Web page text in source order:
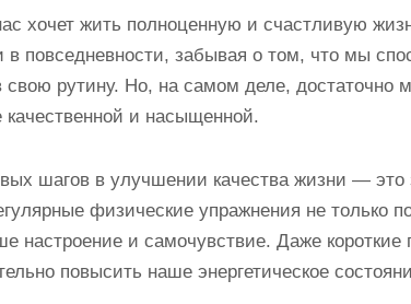
хочет жить полноценную и счастливую
в повседневности, забывая о том, что мы
свою рутину. Но, на самом деле, достаточно
качественной и насыщенной.
шагов в улучшении качества жизни — это
физические упражнения не только
настроение и самочувствие. Даже короткие
повысить наше энергетическое